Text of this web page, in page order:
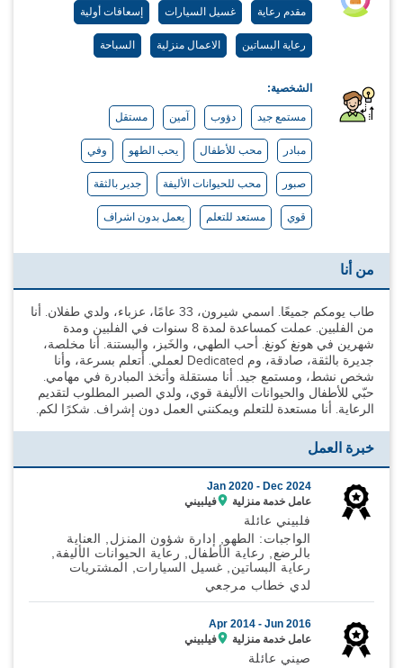
مقدم رعاية غسيل السيارات إسعافات أولية
رعاية البساتين الاعمال منزلية السباحة
الشخصية:
مستمع جيد دؤوب آمين مستقل
مبادر محب للأطفال يحب الطهو وفي
صبور محب للحيوانات الأليفة جدير بالثقة
قوي مستعد للتعلم يعمل بدون اشراف
من أنا
طاب يومكم جميعًا. اسمي شيرون، 33 عامًا، عزباء، ولدي طفلان. أنا
من الفلبين. عملت كمساعدة لمدة 8 سنوات في الفلبين ومدة
شهرين في هونغ كونغ. أحب الطهي، والخَبز، والبستنة. أنا مخلصة،
جديرة بالثقة، صادقة، وم Dedicated لعملي. أتعلم بسرعة، وأنا
شخص نشط، ومستمع جيد. أنا مستقلة وأتخذ المبادرة في مهامي.
حبّي للأطفال والحيوانات الأليفة قوي، ولدي الصبر المطلوب لتقديم
الرعاية. أنا مستعدة للتعلم ويمكنني العمل دون إشراف. شكرًا لكم.
خبرة العمل
Jan 2020 - Dec 2024
عامل خدمة منزلية
فيلبيني
فلبيني عائلة
الواجبات: الطهو, إدارة شؤون المنزل, العناية
بالرضع, رعاية الأطفال, رعاية الحيوانات الأليفة,
رعاية البساتين, غسيل السيارات, المشتريات
لدي خطاب مرجعي
Apr 2014 - Jun 2016
عامل خدمة منزلية
فيلبيني
صيني عائلة